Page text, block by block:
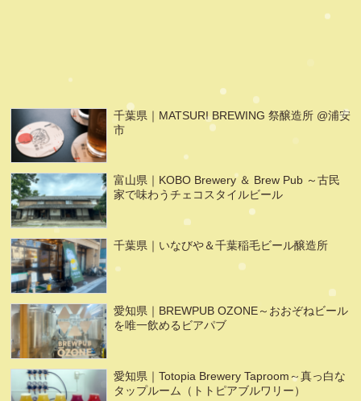
千葉県｜MATSURI BREWING 祭醸造所 @浦安
市
富山県｜KOBO Brewery ＆ Brew Pub ～古民
家で味わうチェコスタイルビール
千葉県｜いなびや＆千葉稲毛ビール醸造所
愛知県｜BREWPUB OZONE～おおぞねビール
を唯一飲めるビアパブ
愛知県｜Totopia Brewery Taproom～真っ白な
タップルーム（トトピアブルワリー）